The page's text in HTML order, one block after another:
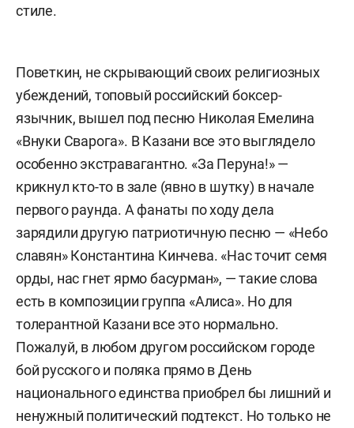
стиле.
Поветкин, не скрывающий своих религиозных
убеждений, топовый российский боксер-
язычник, вышел под песню Николая Емелина
«Внуки Сварога». В Казани все это выглядело
особенно экстравагантно. «За Перуна!» —
крикнул кто-то в зале (явно в шутку) в начале
первого раунда. А фанаты по ходу дела
зарядили другую патриотичную песню — «Небо
славян» Константина Кинчева. «Нас точит семя
орды, нас гнет ярмо басурман», — такие слова
есть в композиции группа «Алиса». Но для
толерантной Казани все это нормально.
Пожалуй, в любом другом российском городе
бой русского и поляка прямо в День
национального единства приобрел бы лишний и
ненужный политический подтекст. Но только не